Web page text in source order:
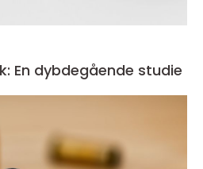
En dybdegående studie